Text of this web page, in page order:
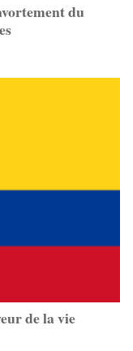
du
de la vie